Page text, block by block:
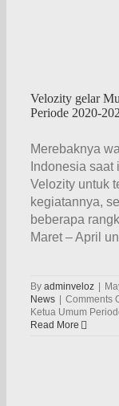
Velozity gelar
Periode 2020-
Merebaknya
Indonesia
Velozity untuk
kegiatannya,
beberapa
Maret – April
By adminveloz
News
Comments
Ketua Umum
Read More